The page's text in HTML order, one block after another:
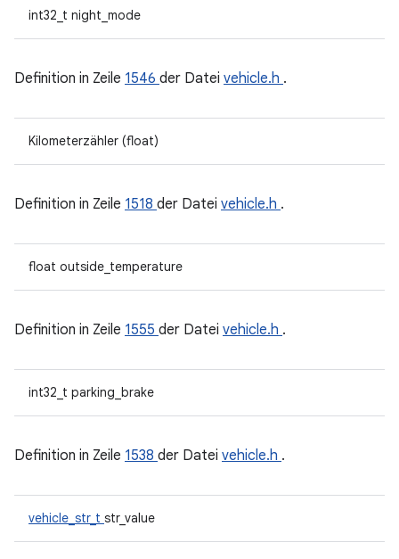
int32_t night_mode
Definition in Zeile 1546 der Datei vehicle.h .
Kilometerzähler (float)
Definition in Zeile 1518 der Datei vehicle.h .
float outside_temperature
Definition in Zeile 1555 der Datei vehicle.h .
int32_t parking_brake
Definition in Zeile 1538 der Datei vehicle.h .
vehicle_str_t str_value